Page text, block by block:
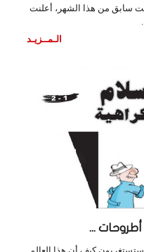
سابق من هذا الشهر، أعلنت
الـمــزيـد
...